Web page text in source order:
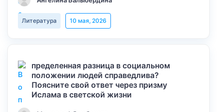
Литература 10 мая, 2026
пределенная разница в социальном
положении людей справедлива?
Поясните свой ответ через призму
Ислама в светской жизни